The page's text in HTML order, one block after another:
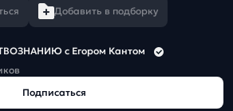
Добавить в подборку
c Егором Кантом
Подписаться